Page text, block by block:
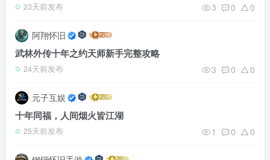
23天前发布 3 0 0
阿翔怀旧
武林外传十年之约天师新手完整攻略
24天前发布 3 0 0
元子互娱
十年同福，人间烟火皆江湖
25天前发布 1 0 0